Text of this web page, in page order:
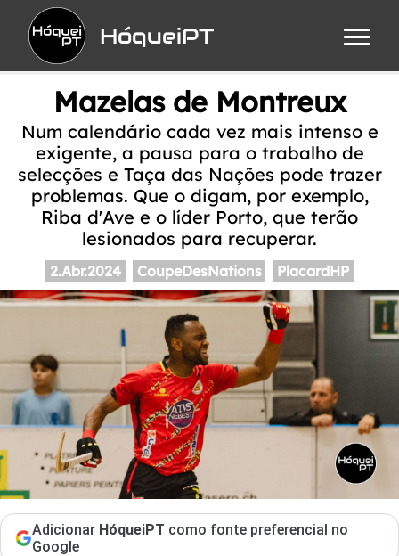
HóqueiPT
Mazelas de Montreux
Num calendário cada vez mais intenso e
exigente, a pausa para o trabalho de
selecções e Taça das Nações pode trazer
problemas. Que o digam, por exemplo,
Riba d'Ave e o líder Porto, que terão
lesionados para recuperar.
2.Abr.2024 CoupeDesNations PlacardHP
Adicionar HóqueiPT como fonte preferencial no
Google